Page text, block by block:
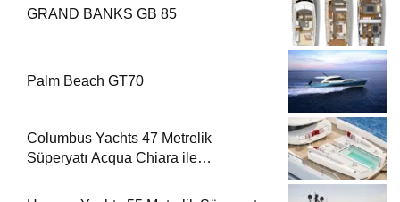
GRAND BANKS GB 85
Palm Beach GT70
Columbus Yachts 47 Metrelik
Süperyatı Acqua Chiara ile